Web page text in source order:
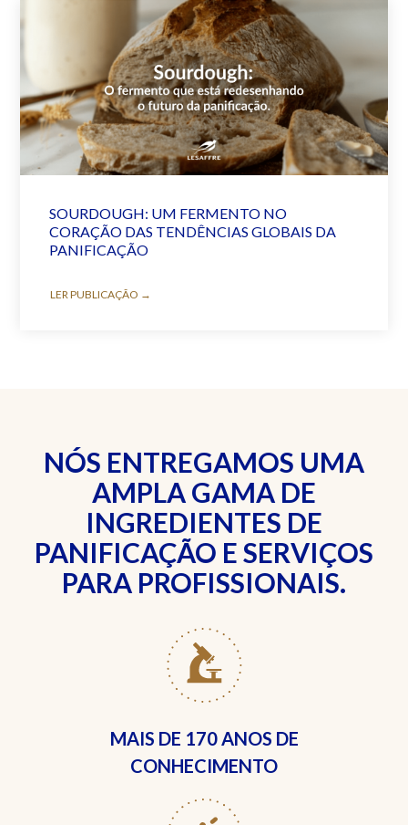
SOURDOUGH: UM FERMENTO NO
CORAÇÃO DAS TENDÊNCIAS GLOBAIS DA
PANIFICAÇÃO
LER PUBLICAÇÃO →
NÓS ENTREGAMOS UMA
AMPLA GAMA DE
INGREDIENTES DE
PANIFICAÇÃO E SERVIÇOS
PARA PROFISSIONAIS.
MAIS DE 170 ANOS DE
CONHECIMENTO